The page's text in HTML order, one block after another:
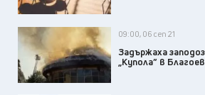
09:00, 06 сеп 21
Задържаха
„Купола” в